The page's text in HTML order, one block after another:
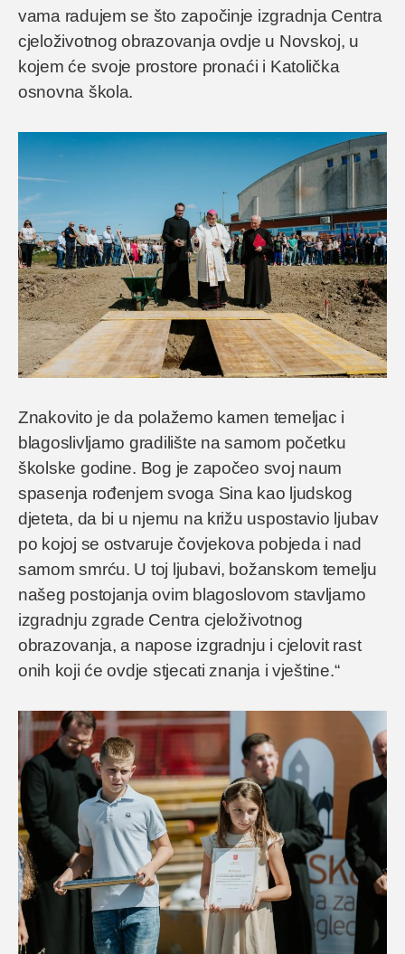
vama radujem se što započinje izgradnja Centra
cjeloživotnog obrazovanja ovdje u Novskoj, u
kojem će svoje prostore pronaći i Katolička
osnovna škola.
Znakovito je da polažemo kamen temeljac i
blagoslivljamo gradilište na samom početku
školske godine. Bog je započeo svoj naum
spasenja rođenjem svoga Sina kao ljudskog
djeteta, da bi u njemu na križu uspostavio ljubav
po kojoj se ostvaruje čovjekova pobjeda i nad
samom smrću. U toj ljubavi, božanskom temelju
našeg postojanja ovim blagoslovom stavljamo
izgradnju zgrade Centra cjeloživotnog
obrazovanja, a napose izgradnju i cjelovit rast
onih koji će ovdje stjecati znanja i vještine.“